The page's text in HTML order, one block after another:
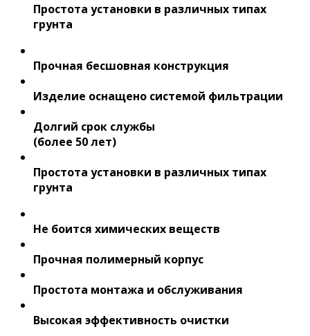
Простота установки в различных типах
грунта
Прочная бесшовная конструкция
Изделие оснащено системой фильтрации
Долгий срок службы
(более 50 лет)
Простота установки в различных типах
грунта
Не боится химических веществ
Прочная полимерный корпус
Простота монтажа и обслуживания
Высокая эффективность очистки